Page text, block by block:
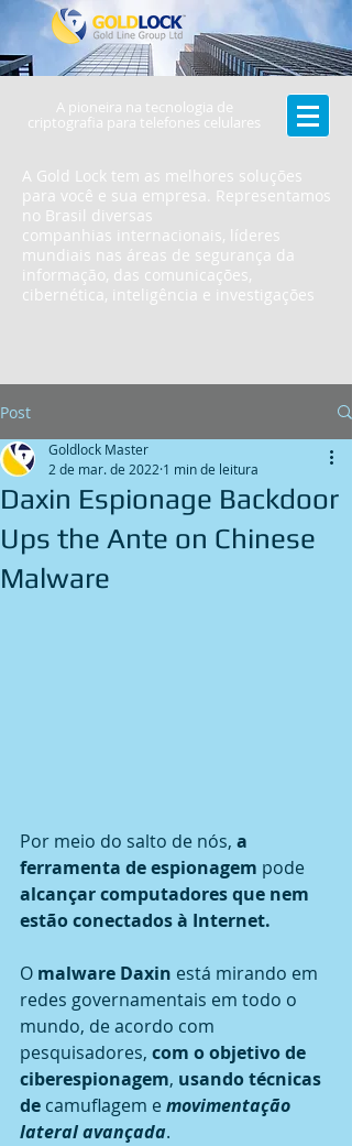
A pioneira na tecnologia de
criptografia para telefones celulares
A Gold Lock tem as melhores soluções
para você e sua empresa. Representamos
no Brasil diversas
companhias internacionais, líderes
mundiais nas áreas de segurança da
informação, das comunicações,
cibernética, inteligência e investigações
Post
Daxin Espionage Backdoor
Ups the Ante on Chinese
Malware
Goldlock Master
2 de mar. de 2022 1 min de leitura
Por meio do salto de nós, a
ferramenta de espionagem pode
alcançar computadores que nem
estão conectados à Internet.
O malware Daxin está mirando em
redes governamentais em todo o
mundo, de acordo com
pesquisadores, com o objetivo de
ciberespionagem, usando técnicas
de camuflagem e movimentação
lateral avançada.